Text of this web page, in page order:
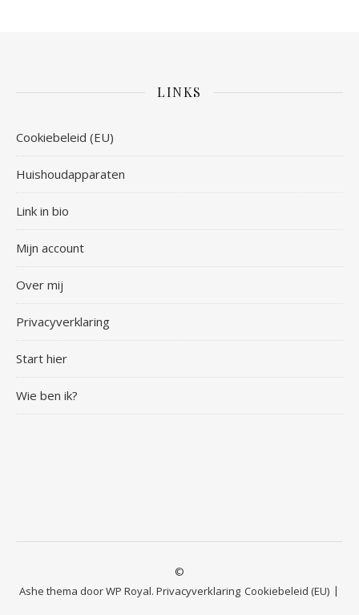
LINKS
Cookiebeleid (EU)
Huishoudapparaten
Link in bio
Mijn account
Over mij
Privacyverklaring
Start hier
Wie ben ik?
©
Privacyverklaring Cookiebeleid (EU)
Ashe thema doorWP Royal.